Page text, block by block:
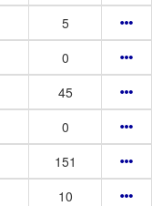
5
0
45
0
151
10